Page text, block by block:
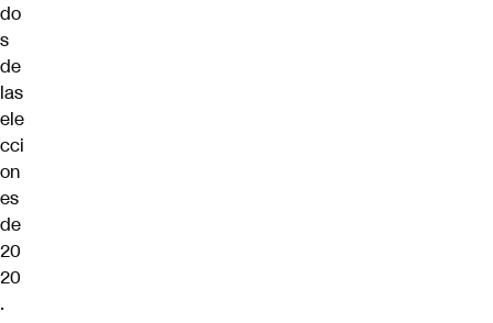
do
s
de
las
ele
cci
on
es
de
20
20
.